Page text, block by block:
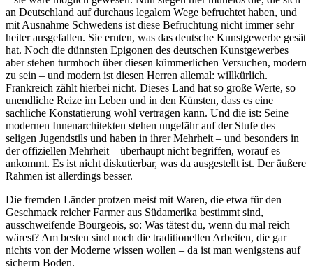
an Deutschland auf durchaus legalem Wege befruchtet haben, und
mit Ausnahme Schwedens ist diese Befruchtung nicht immer sehr
heiter ausgefallen. Sie ernten, was das deutsche Kunstgewerbe gesät
hat. Noch die dünnsten Epigonen des deutschen Kunstgewerbes
aber stehen turmhoch über diesen kümmerlichen Versuchen, modern
zu sein – und modern ist diesen Herren allemal: willkürlich.
Frankreich zählt hierbei nicht. Dieses Land hat so große Werte, so
unendliche Reize im Leben und in den Künsten, dass es eine
sachliche Konstatierung wohl vertragen kann. Und die ist: Seine
modernen Innenarchitekten stehen ungefähr auf der Stufe des
seligen Jugendstils und haben in ihrer Mehrheit – und besonders in
der offiziellen Mehrheit – überhaupt nicht begriffen, worauf es
ankommt. Es ist nicht diskutierbar, was da ausgestellt ist. Der äußere
Rahmen ist allerdings besser.
Die fremden Länder protzen meist mit Waren, die etwa für den
Geschmack reicher Farmer aus Südamerika bestimmt sind,
ausschweifende Bourgeois, so: Was tätest du, wenn du mal reich
wärest? Am besten sind noch die traditionellen Arbeiten, die gar
nichts von der Moderne wissen wollen – da ist man wenigstens auf
sicherm Boden.